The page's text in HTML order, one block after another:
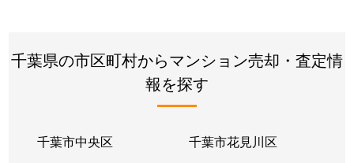
千葉県の市区町村からマンション売却・査定情
報を探す
千葉市中央区 千葉市花見川区